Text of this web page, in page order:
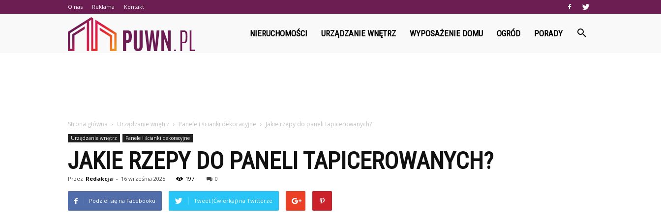
O nas Reklama Kontakt
NIERUCHOMOŚCI URZĄDZANIE WNĘTRZ WYPOSAŻENIE DOMU OGRÓD PORADY
Strona główna Urządzanie wnętrz Panele i ścianki dekoracyjne Jakie rzepy do paneli tapicerowanych?
Urządzanie wnętrz Panele i ścianki dekoracyjne
JAKIE RZEPY DO PANELI TAPICEROWANYCH?
Przez Redakcja - 16 września 2025 197 0
Podziel się na Facebooku Tweet (Ćwierkaj) na Twitterze